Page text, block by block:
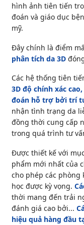
hình ảnh tiên tiến
đoán và giáo dục
mỹ.
Đây chính là điểm
phân tích da 3D
Các hệ thống tiên
3D độ chính xác
đoán hỗ trợ bởi trí
nhận tình trạng da
đồng thời cung cấp
trong quá trình tư
Được thiết kế với
phẩm mới nhất của
cho phép các phòng
học được kỳ vọng.
thời mang đến trải
đánh giá cao bởi...
hiệu quả hàng đầu